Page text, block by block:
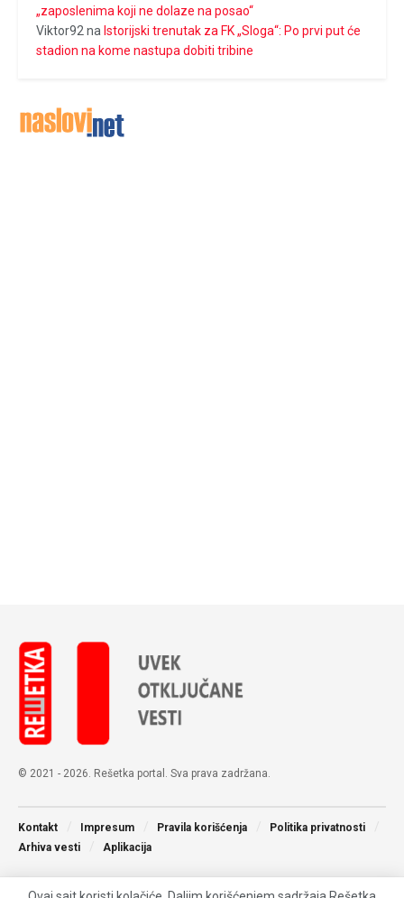
„zaposlenima koji ne dolaze na posao“
Viktor92na Istorijski trenutak za FK „Sloga“: Po prvi put će
stadion na kome nastupa dobiti tribine
© 2021 - 2026. Rešetka portal. Sva prava zadržana.
Kontakt Impresum Pravila korišćenja
Politika privatnosti
Arhiva vesti
Aplikacija